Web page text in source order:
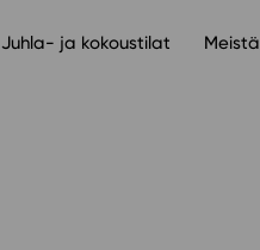
Juhla- ja kokoustilat Meistä